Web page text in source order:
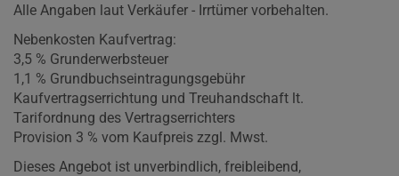
Alle Angaben laut Verkäufer - Irrtümer vorbehalten.
Nebenkosten Kaufvertrag:
3,5 % Grunderwerbsteuer
1,1 % Grundbuchseintragungsgebühr
Kaufvertragserrichtung und Treuhandschaft lt.
Tarifordnung des Vertragserrichters
Provision 3 % vom Kaufpreis zzgl. Mwst.
Dieses Angebot ist unverbindlich, freibleibend,